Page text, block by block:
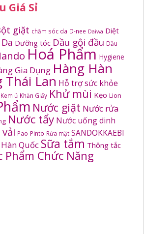
Giá Sỉ
giặt chăm sóc da D-nee Daiwa Diệt
Dưỡng tóc Dầu gội đầu Dầu
Hoá Phẩm Hygiene
Gia Dụng Hàng Hàn
Thái Lan Hỗ trợ sức khỏe
Kem ủ Khăn Giấy Khử mùi Kẹo Lion
Nước giặt Nước rửa
Nước tẩy Nước uống dinh
Pao Pinto Rửa mặt SANDOKKAEBI
Quốc Sữa tắm Thông tắc
Phẩm Chức Năng